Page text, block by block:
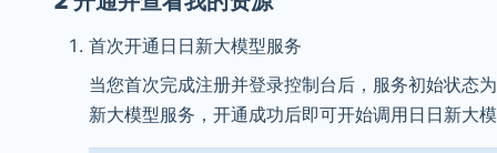
首次开通日日新大模型服务
当您首次完成注册并登录控制台后，服务初始状态
新大模型服务，开通成功后即可开始调用日日新大